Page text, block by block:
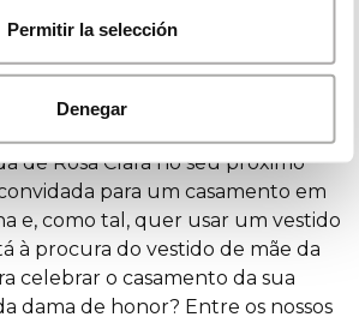
Permitir la selección
Denegar
extraordinária!
convidada de casamento
de Rosa Clará no seu próximo
para um casamento em
e, como tal, quer usar um vestido
à procura do vestido de mãe da
celebrar o casamento da sua
dama de honor? Entre os nossos